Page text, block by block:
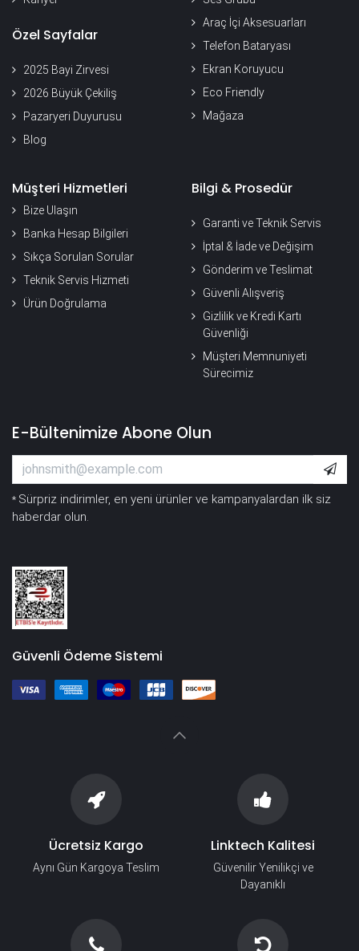
Özel Sayfalar
2025 Bayi Zirvesi
2026 Büyük Çekiliş
Pazaryeri Duyurusu
Blog
Araç İçi Aksesuarları
Telefon Bataryası
Ekran Koruyucu
Eco Friendly
Mağaza
Müşteri Hizmetleri
Bize Ulaşın
Banka Hesap Bilgileri
Sıkça Sorulan Sorular
Teknik Servis Hizmeti
Ürün Doğrulama
Bilgi & Prosedür
Garanti ve Teknik Servis
İptal & İade ve Değişim
Gönderim ve Teslimat
Güvenli Alışveriş
Gizlilik ve Kredi Kartı
Güvenliği
Müşteri Memnuniyeti
Sürecimiz
E-Bültenimize Abone Olun
* Sürpriz indirimler, en yeni ürünler ve kampanyalardan ilk siz
haberdar olun.
Güvenli Ödeme Sistemi
Ücretsiz Kargo
Aynı Gün Kargoya Teslim
Linktech Kalitesi
Güvenilir Yenilikçi ve
Dayanıklı